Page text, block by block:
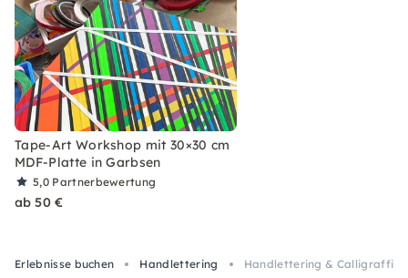
Tape-Art Workshop mit 30×30 cm
MDF-Platte in Garbsen
5,0 Partnerbewertung
ab 50 €
Erlebnisse buchen Handlettering
Handlettering & Calligraffiti